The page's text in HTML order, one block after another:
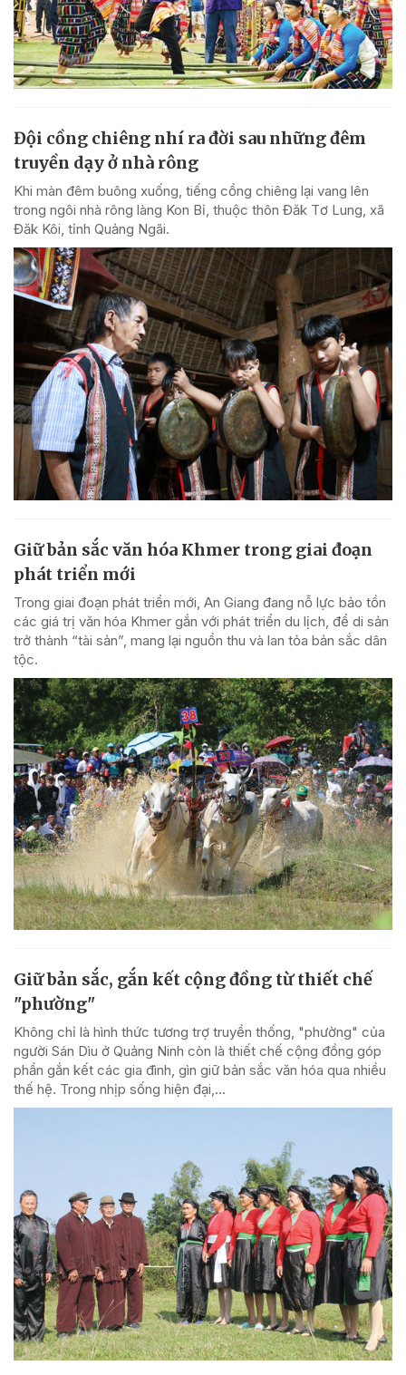
Đội cồng chiêng nhí ra đời sau những đêm
truyền dạy ở nhà rông
Khi màn đêm buông xuống, tiếng cồng chiêng lại vang lên
trong ngôi nhà rông làng Kon Bỉ, thuộc thôn Đăk Tơ Lung, xã
Đăk Kôi, tỉnh Quảng Ngãi.
Giữ bản sắc văn hóa Khmer trong giai đoạn
phát triển mới
Trong giai đoạn phát triển mới, An Giang đang nỗ lực bảo tồn
các giá trị văn hóa Khmer gắn với phát triển du lịch, để di sản
trở thành “tài sản”, mang lại nguồn thu và lan tỏa bản sắc dân
tộc.
Giữ bản sắc, gắn kết cộng đồng từ thiết chế
"phường"
Không chỉ là hình thức tương trợ truyền thống, "phường" của
người Sán Dìu ở Quảng Ninh còn là thiết chế cộng đồng góp
phần gắn kết các gia đình, gìn giữ bản sắc văn hóa qua nhiều
thế hệ. Trong nhịp sống hiện đại,...